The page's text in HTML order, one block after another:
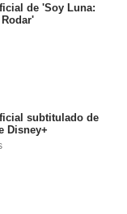
de 'Soy Luna:
subtitulado de
Disney+